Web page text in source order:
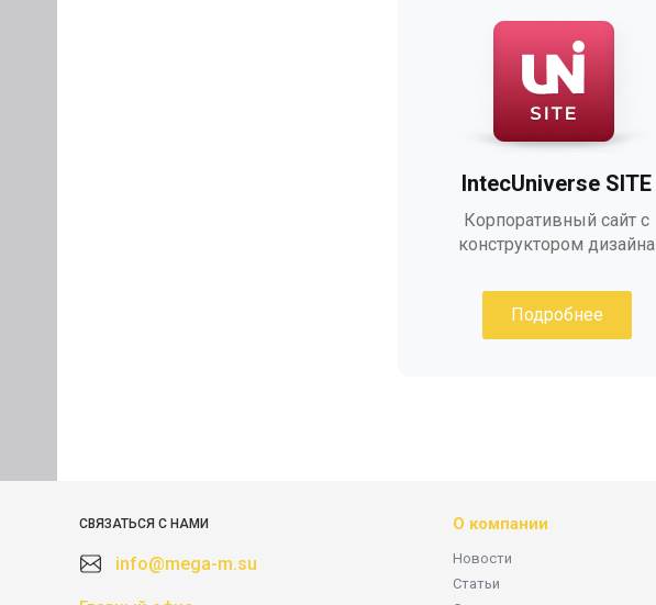
IntecUniverse SITE
Корпоративный сайт с
конструктором дизайна
Подробнее
СВЯЗАТЬСЯ С НАМИ
info@mega-m.su
О компании
Новости
Статьи